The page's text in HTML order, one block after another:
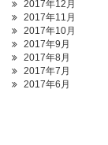
2017年12月
2017年11月
2017年10月
2017年9月
2017年8月
2017年7月
2017年6月